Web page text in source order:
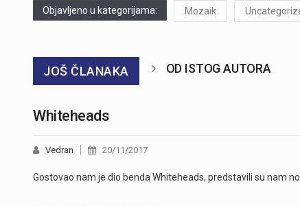
Objavljeno u kategorijama: Mozaik
JOŠ ČLANAKA OD ISTOG AUTORA
Whiteheads
Vedran 20/11/2017
Gostovao nam je dio benda Whiteheads, predstavili su nam